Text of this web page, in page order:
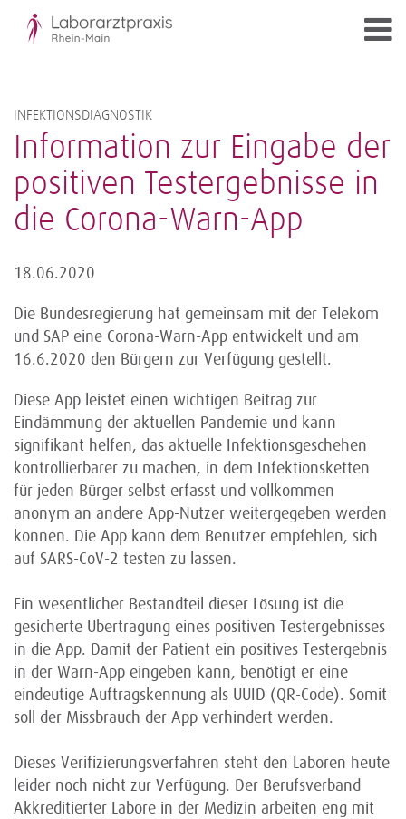
INFEKTIONSDIAGNOSTIK
Information zur Eingabe der
positiven Testergebnisse in
die Corona-Warn-App
18.06.2020
Die Bundesregierung hat gemeinsam mit der Telekom
und SAP eine Corona-Warn-App entwickelt und am
16.6.2020 den Bürgern zur Verfügung gestellt.
Diese App leistet einen wichtigen Beitrag zur
Eindämmung der aktuellen Pandemie und kann
signifikant helfen, das aktuelle Infektionsgeschehen
kontrollierbarer zu machen, in dem Infektionsketten
für jeden Bürger selbst erfasst und vollkommen
anonym an andere App-Nutzer weitergegeben werden
können. Die App kann dem Benutzer empfehlen, sich
auf SARS-CoV-2 testen zu lassen.
Ein wesentlicher Bestandteil dieser Lösung ist die
gesicherte Übertragung eines positiven Testergebnisses
in die App. Damit der Patient ein positives Testergebnis
in der Warn-App eingeben kann, benötigt er eine
eindeutige Auftragskennung als UUID (QR-Code). Somit
soll der Missbrauch der App verhindert werden.
Dieses Verifizierungsverfahren steht den Laboren heute
leider noch nicht zur Verfügung. Der Berufsverband
Akkreditierter Labore in der Medizin arbeiten eng mit